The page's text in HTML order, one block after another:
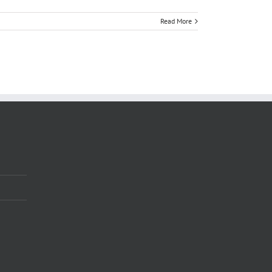
Read More